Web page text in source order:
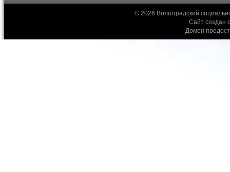
© 2026 Волгоградский
Сайт создан
Домен